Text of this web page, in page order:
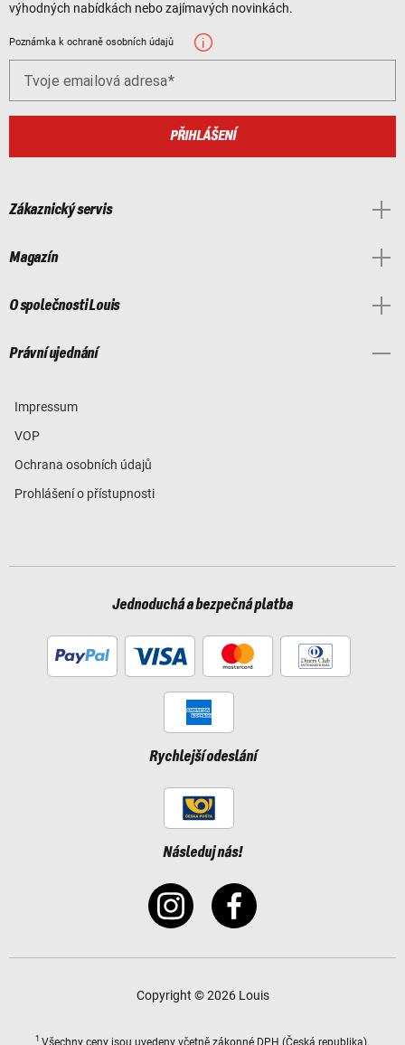
výhodných nabídkách nebo zajímavých novinkách.
Poznámka k ochraně osobních údajů
Tvoje emailová adresa
PŘIHLÁŠENÍ
Zákaznický servis
Magazín
O společnosti Louis
Právní ujednání
Impressum
VOP
Ochrana osobních údajů
Prohlášení o přístupnosti
Jednoduchá a bezpečná platba
Rychlejší odeslání
Následuj nás!
Copyright © 2026 Louis
1 Všechny ceny jsou uvedeny včetně zákonné DPH (Česká republika).